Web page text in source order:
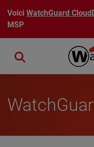
Aller au contenu principal
VoiciWatchGuard
MSP
Close search